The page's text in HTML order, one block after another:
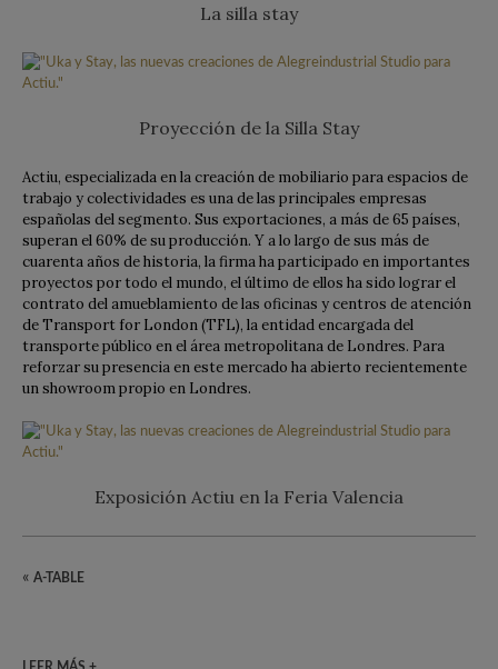
La silla stay
Proyección de la Silla Stay
Actiu, especializada en la creación de mobiliario para espacios de
trabajo y colectividades es una de las principales empresas
españolas del segmento. Sus exportaciones, a más de 65 países,
superan el 60% de su producción. Y a lo largo de sus más de
cuarenta años de historia, la firma ha participado en importantes
proyectos por todo el mundo, el último de ellos ha sido lograr el
contrato del amueblamiento de las oficinas y centros de atención
de Transport for London (TFL), la entidad encargada del
transporte público en el área metropolitana de Londres. Para
reforzar su presencia en este mercado ha abierto recientemente
un showroom propio en Londres.
Exposición Actiu en la Feria Valencia
« A-TABLE